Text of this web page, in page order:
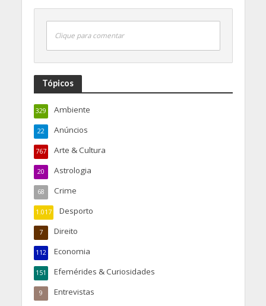
Clique para comentar
Tópicos
Ambiente
329
Anúncios
22
Arte & Cultura
767
Astrologia
20
Crime
68
Desporto
1.017
Direito
7
Economia
112
Efemérides & Curiosidades
151
Entrevistas
9